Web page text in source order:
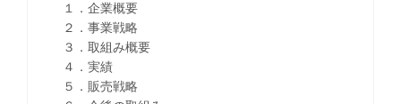
１．企業概要
２．事業戦略
３．取組み概要
４．実績
５．販売戦略